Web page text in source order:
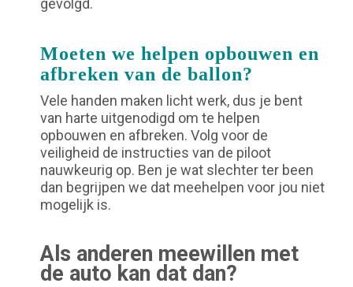
gevolgd.
Moeten we helpen opbouwen en
afbreken van de ballon?
Vele handen maken licht werk, dus je bent
van harte uitgenodigd om te helpen
opbouwen en afbreken. Volg voor de
veiligheid de instructies van de piloot
nauwkeurig op. Ben je wat slechter ter been
dan begrijpen we dat meehelpen voor jou niet
mogelijk is.
Als anderen meewillen met
de auto kan dat dan?